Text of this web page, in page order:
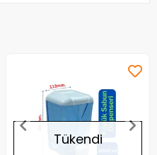
Tükendi